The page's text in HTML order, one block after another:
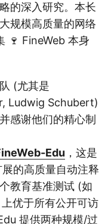
的深入研究。本长
规模高质量的网络
🍷 FineWeb 本身
(尤其是
Ludwig Schubert)
感谢他们的精心制
Edu ，这是
的高质量自动注释
教育基准测试 (如
优于所有公开可访
提供两种规模/过